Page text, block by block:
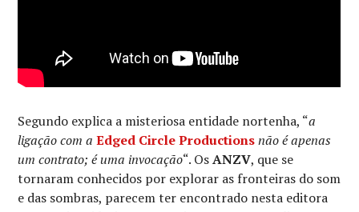
Segundo explica a misteriosa entidade nortenha, “a
ligação com a Edged Circle Productionsnão é apenas
um contrato; é uma invocação“. OsANZV, que se
tornaram conhecidos por explorar as fronteiras do som
e das sombras, parecem ter encontrado nesta editora